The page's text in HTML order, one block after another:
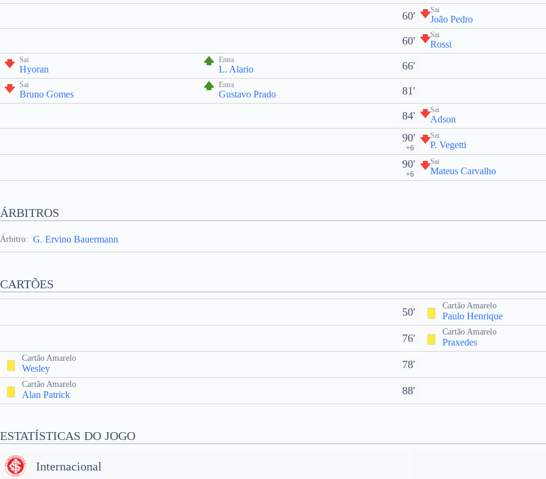
60' Sai
João Pedro
60' Sai
Rossi
Sai
Hyoran
Entra
L. Alario 66'
Sai
Bruno Gomes
Entra
Gustavo Prado 81'
84' Sai
Adson
90'
+6
Sai
P. Vegetti
90'
+6
Sai
Mateus Carvalho
ÁRBITROS
Árbitro: G. Ervino Bauermann
CARTÕES
50'
Cartão Amarelo
Paulo Henrique
76'
Cartão Amarelo
Praxedes
Cartão Amarelo
Wesley 78'
Cartão Amarelo
Alan Patrick 88'
ESTATÍSTICAS DO JOGO
Internacional